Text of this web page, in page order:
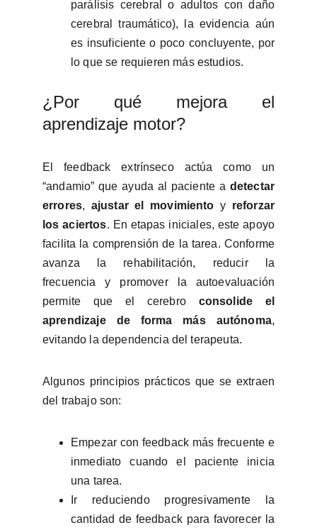
parálisis cerebral o adultos con daño
cerebral traumático), la evidencia aún
es insuficiente o poco concluyente, por
lo que se requieren más estudios.
¿Por qué mejora el
aprendizaje motor?
El feedback extrínseco actúa como un
“andamio” que ayuda al paciente a detectar
errores, ajustar el movimiento y reforzar
los aciertos. En etapas iniciales, este apoyo
facilita la comprensión de la tarea. Conforme
avanza la rehabilitación, reducir la
frecuencia y promover la autoevaluación
permite que el cerebro consolide el
aprendizaje de forma más autónoma,
evitando la dependencia del terapeuta.
Algunos principios prácticos que se extraen
del trabajo son:
Empezar con feedback más frecuente e
inmediato cuando el paciente inicia
una tarea.
Ir reduciendo progresivamente la
cantidad de feedback para favorecer la